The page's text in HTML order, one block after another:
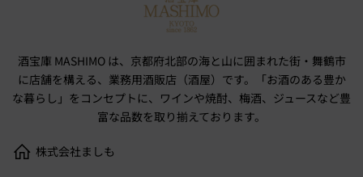
酒宝庫 MASHIMO は、京都府北部の海と山に囲まれた街・舞鶴市
に店舗を構える、業務用酒販店（酒屋）です。「お酒のある豊か
な暮らし」をコンセプトに、ワインや焼酎、梅酒、ジュースなど豊
富な品数を取り揃えております。
株式会社ましも